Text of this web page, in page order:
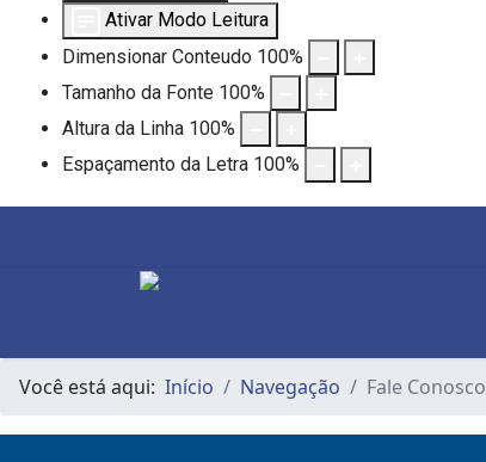
Ativar Modo Leitura
Dimensionar Conteudo 100%
Tamanho da Fonte 100%
Altura da Linha 100%
Espaçamento da Letra 100%
Você está aqui: Início Navegação Fale Conosco